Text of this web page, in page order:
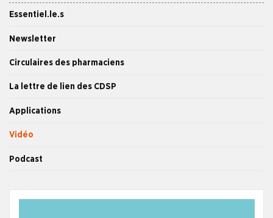
Essentiel.le.s
Newsletter
Circulaires des pharmaciens
La lettre de lien des CDSP
Applications
Vidéo
Podcast